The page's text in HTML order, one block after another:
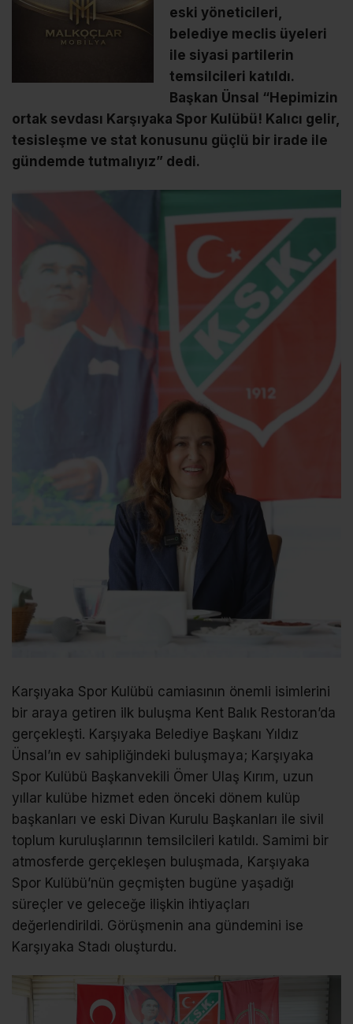
eski yöneticileri,
belediye meclis üyeleri
ile siyasi partilerin
temsilcileri katıldı.
Başkan Ünsal “Hepimizin
ortak sevdası Karşıyaka Spor Kulübü! Kalıcı gelir,
tesisleşme ve stat konusunu güçlü bir irade ile
gündemde tutmalıyız” dedi.
Karşıyaka Spor Kulübü camiasının önemli isimlerini
bir araya getiren ilk buluşma Kent Balık Restoran’da
gerçekleşti. Karşıyaka Belediye Başkanı Yıldız
Ünsal’ın ev sahipliğindeki buluşmaya; Karşıyaka
Spor Kulübü Başkanvekili Ömer Ulaş Kırım, uzun
yıllar kulübe hizmet eden önceki dönem kulüp
başkanları ve eski Divan Kurulu Başkanları ile sivil
toplum kuruluşlarının temsilcileri katıldı. Samimi bir
atmosferde gerçekleşen buluşmada, Karşıyaka
Spor Kulübü’nün geçmişten bugüne yaşadığı
süreçler ve geleceğe ilişkin ihtiyaçları
değerlendirildi. Görüşmenin ana gündemini ise
Karşıyaka Stadı oluşturdu.